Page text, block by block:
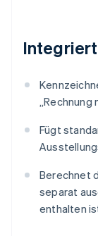
„Rechnung
Fügt
Berechnet
separat
enthalten